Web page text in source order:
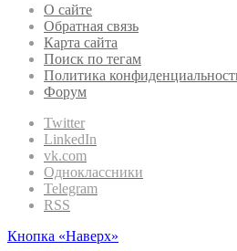
О сайте
Обратная связь
Карта сайта
Поиск по тегам
Политика
Форум
Twitter
LinkedIn
vk.com
Одноклассники
Telegram
RSS
Кнопка «Наверх»